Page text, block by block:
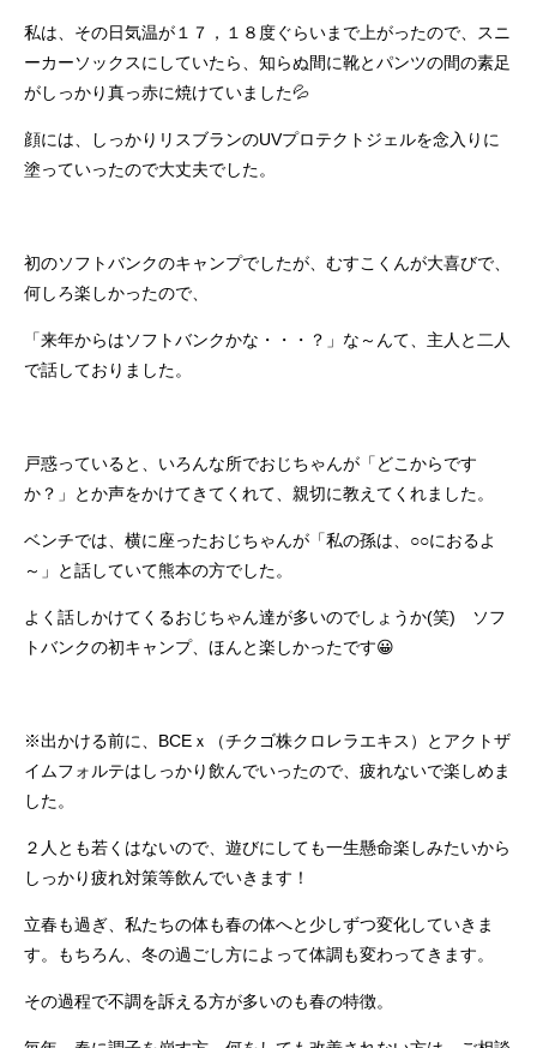
私は、その日気温が１７，１８度ぐらいまで上がったので、スニ
ーカーソックスにしていたら、知らぬ間に靴とパンツの間の素足
がしっかり真っ赤に焼けていました💦
顔には、しっかりリスブランのUVプロテクトジェルを念入りに
塗っていったので大丈夫でした。
初のソフトバンクのキャンプでしたが、むすこくんが大喜びで、
何しろ楽しかったので、
「来年からはソフトバンクかな・・・？」な～んて、主人と二人
で話しておりました。
戸惑っていると、いろんな所でおじちゃんが「どこからです
か？」とか声をかけてきてくれて、親切に教えてくれました。
ベンチでは、横に座ったおじちゃんが「私の孫は、○○におるよ
～」と話していて熊本の方でした。
よく話しかけてくるおじちゃん達が多いのでしょうか(笑) ソフ
トバンクの初キャンプ、ほんと楽しかったです😀
※出かける前に、BCEｘ（チクゴ株クロレラエキス）とアクトザ
イムフォルテはしっかり飲んでいったので、疲れないで楽しめま
した。
２人とも若くはないので、遊びにしても一生懸命楽しみたいから
しっかり疲れ対策等飲んでいきます！
立春も過ぎ、私たちの体も春の体へと少しずつ変化していきま
す。もちろん、冬の過ごし方によって体調も変わってきます。
その過程で不調を訴える方が多いのも春の特徴。